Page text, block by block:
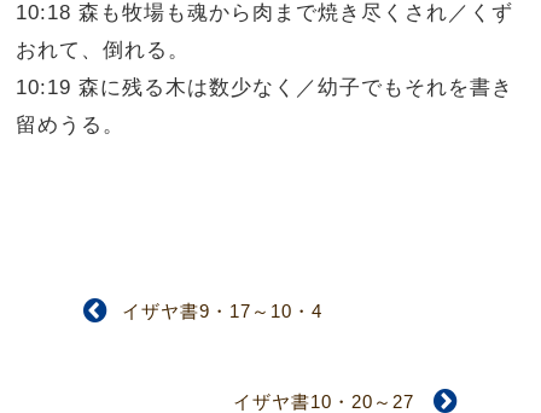
10:18 森も牧場も魂から肉まで焼き尽くされ／くず
おれて、倒れる。
10:19 森に残る木は数少なく／幼子でもそれを書き
留めうる。
イザヤ書9・17～10・4
イザヤ書10・20～27